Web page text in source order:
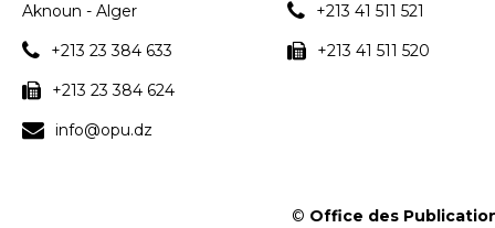
Aknoun - Alger
+213 23 384 633
+213 23 384 624
info@opu.dz
+213 41 511 521
+213 41 511 520
© Office des